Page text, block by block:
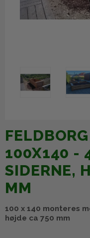
100X140 -
SIDERNE,
MM
100 x 140 monteres
højde ca 750 mm